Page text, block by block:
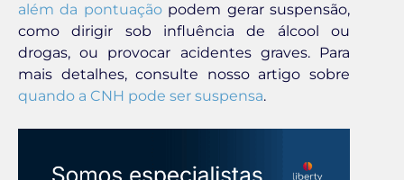
além da pontuaçãopodem gerar suspensão,
como dirigir sob influência de álcool ou
drogas, ou provocar acidentes graves. Para
mais detalhes, consulte nosso artigo sobre
quando a CNH pode ser suspensa.